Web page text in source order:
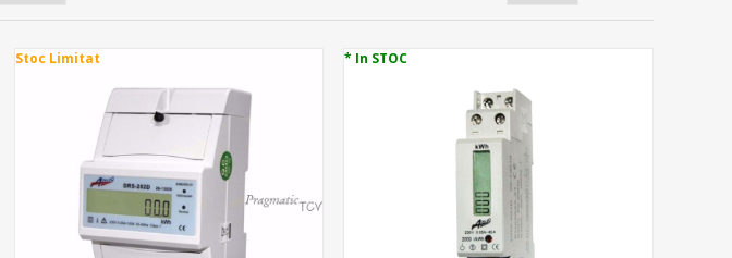
Stoc Limitat * In STOC